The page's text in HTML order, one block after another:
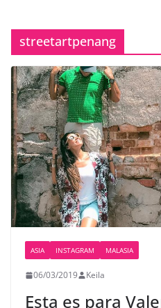
streetartpenang
ASIA INSTAGRAM MALASIA
06/03/2019 Keila
Esta es para